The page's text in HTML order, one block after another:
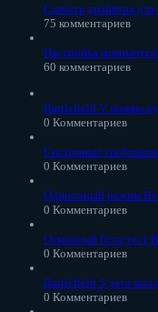
Скачать драйвера
75 комментариев
Настройка
60 комментариев
Battlefield V можно
0 Комментариев
Системные
0 Комментариев
Одиночный режим
0 Комментариев
Открытый бета-тест
0 Комментариев
Battlefield 5 дата
0 Комментариев